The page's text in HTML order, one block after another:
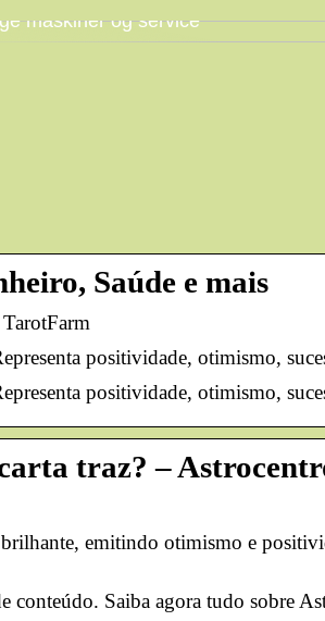
maskiner og service
Saúde e mais
positividade, otimismo,
positividade, otimismo,
traz? –
emitindo otimismo e
conteúdo. Saiba agora tudo sobre